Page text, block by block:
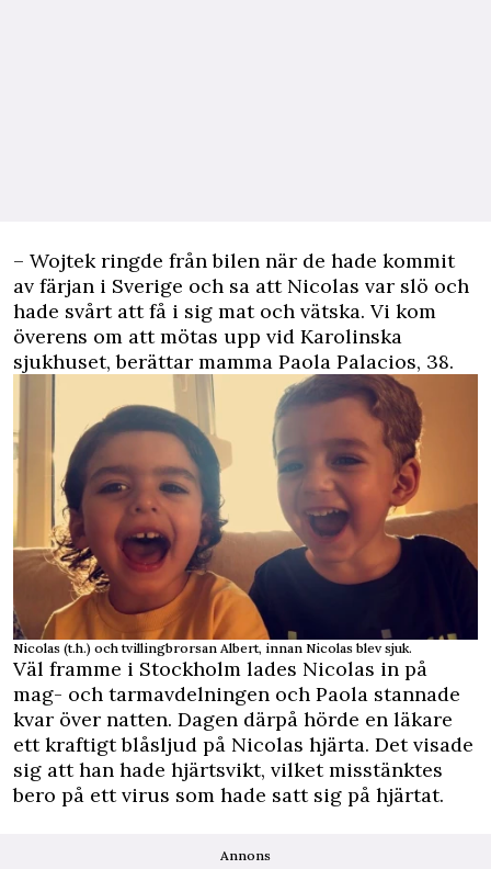
– Wojtek ringde från bilen när de hade kommit
av färjan i Sverige och sa att Nicolas var slö och
hade svårt att få i sig mat och vätska. Vi kom
överens om att mötas upp vid Karolinska
sjukhuset, berättar mamma Paola Palacios, 38.
Nicolas (t.h.) och tvillingbrorsan Albert, innan Nicolas blev sjuk.
Väl framme i Stockholm lades Nicolas in på
mag- och tarmavdelningen och Paola stannade
kvar över natten. Dagen därpå hörde en läkare
ett kraftigt blåsljud på Nicolas hjärta. Det visade
sig att han hade hjärtsvikt, vilket misstänktes
bero på ett virus som hade satt sig på hjärtat.
Annons